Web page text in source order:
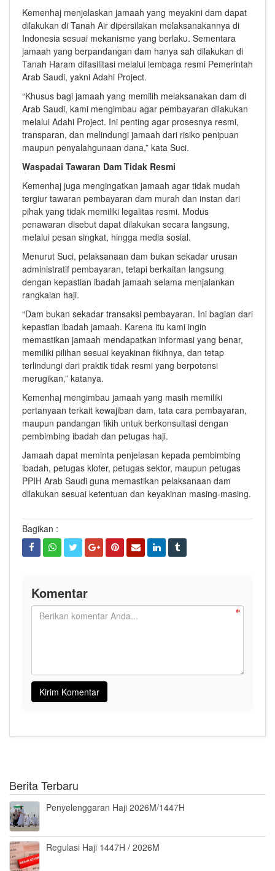
Kemenhaj menjelaskan jamaah yang meyakini dam dapat
dilakukan di Tanah Air dipersilakan melaksanakannya di
Indonesia sesuai mekanisme yang berlaku. Sementara
jamaah yang berpandangan dam hanya sah dilakukan di
Tanah Haram difasilitasi melalui lembaga resmi Pemerintah
Arab Saudi, yakni Adahi Project.
“Khusus bagi jamaah yang memilih melaksanakan dam di
Arab Saudi, kami mengimbau agar pembayaran dilakukan
melalui Adahi Project. Ini penting agar prosesnya resmi,
transparan, dan melindungi jamaah dari risiko penipuan
maupun penyalahgunaan dana,” kata Suci.
Waspadai Tawaran Dam Tidak Resmi
Kemenhaj juga mengingatkan jamaah agar tidak mudah
tergiur tawaran pembayaran dam murah dan instan dari
pihak yang tidak memiliki legalitas resmi. Modus
penawaran disebut dapat dilakukan secara langsung,
melalui pesan singkat, hingga media sosial.
Menurut Suci, pelaksanaan dam bukan sekadar urusan
administratif pembayaran, tetapi berkaitan langsung
dengan kepastian ibadah jamaah selama menjalankan
rangkaian haji.
“Dam bukan sekadar transaksi pembayaran. Ini bagian dari
kepastian ibadah jamaah. Karena itu kami ingin
memastikan jamaah mendapatkan informasi yang benar,
memiliki pilihan sesuai keyakinan fikihnya, dan tetap
terlindungi dari praktik tidak resmi yang berpotensi
merugikan,” katanya.
Kemenhaj mengimbau jamaah yang masih memiliki
pertanyaan terkait kewajiban dam, tata cara pembayaran,
maupun pandangan fikih untuk berkonsultasi dengan
pembimbing ibadah dan petugas haji.
Jamaah dapat meminta penjelasan kepada pembimbing
ibadah, petugas kloter, petugas sektor, maupun petugas
PPIH Arab Saudi guna memastikan pelaksanaan dam
dilakukan sesuai ketentuan dan keyakinan masing-masing.
Bagikan :
Komentar
Berita Terbaru
Penyelenggaran Haji 2026M/1447H
Regulasi Haji 1447H / 2026M